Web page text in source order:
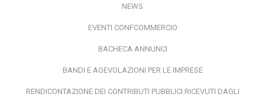
NEWS
EVENTI CONFCOMMERCIO
BACHECA ANNUNCI
BANDI E AGEVOLAZIONI PER LE IMPRESE
RENDICONTAZIONE DEI CONTRIBUTI PUBBLICI RICEVUTI DAGLI